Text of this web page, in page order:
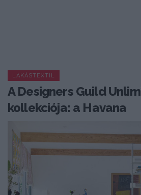
LAKÁSTEXTIL
A Designers Guild
kollekciója: a Havana